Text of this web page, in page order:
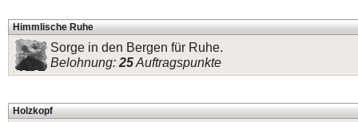
Himmlische Ruhe
Sorge in den Bergen für Ruhe.
Belohnung: 25Auftragspunkte
Holzkopf